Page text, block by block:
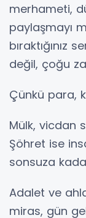
merhameti,
paylaşmayı
bıraktığınız
değil, çoğu
Çünkü para,
Mülk, vicdan
Şöhret ise
sonsuza
Adalet ve
miras, gün